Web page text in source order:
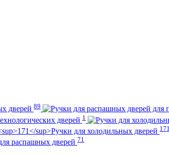
дверей 89
дверей 1
Ручки для холодильных дверей 171
распашных дверей 71